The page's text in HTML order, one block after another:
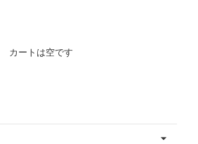
カートは空です